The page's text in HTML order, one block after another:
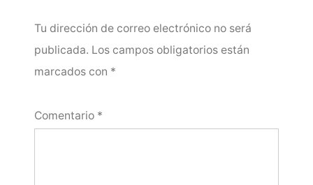
Tu dirección de correo electrónico no será
publicada. Los campos obligatorios están
marcados con *
Comentario *